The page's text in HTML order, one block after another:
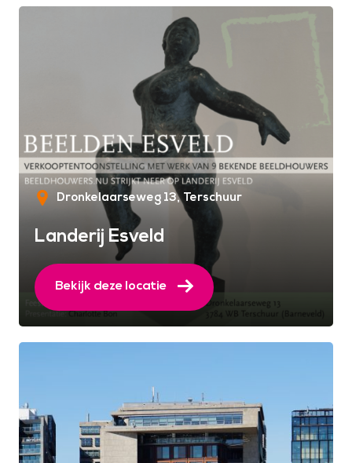
Dronkelaarseweg 13 Terschuur
Landerij Esveld
Bekijk deze locatie